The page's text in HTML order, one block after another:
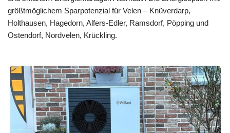
größtmöglichem Sparpotenzial für Velen – Knüverdarp,
Holthausen, Hagedorn, Alfers-Edler, Ramsdorf, Pöpping und
Ostendorf, Nordvelen, Krückling.